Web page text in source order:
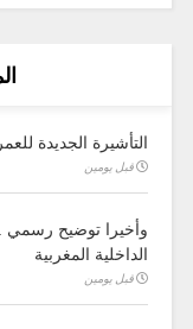
التأشيرة الجديدة
قبل يومين
وأخيرا توضيح رسمي
الداخلية المغربية
قبل يومين